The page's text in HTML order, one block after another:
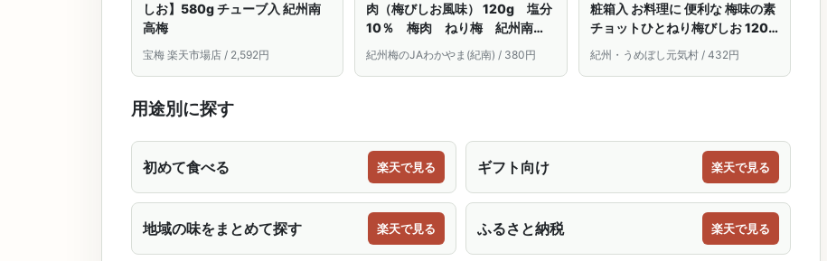
しお】580g チューブ入 紀州南
高梅
宝梅 楽天市場店 / 2,592円
肉（梅びしお風味） 120g 塩分
10％ 梅肉 ねり梅 紀州南高
梅 万能調味料 ペースト ご
飯のお供 梅干し うめぼし
紀州梅のJAわかやま(紀南) / 380円
粧箱入 お料理に 便利な 梅味の素
チョットひとねり梅びしお 120g
チューブ入り サラダ 手巻き寿司
湯豆腐 等色々に 和歌山 みなべ 梅
紀州・うめぼし元気村 / 432円
用途別に探す
初めて食べる 楽天で見る ギフト向け 楽天で見る
地域の味をまとめて探す 楽天で見る ふるさと納税 楽天で見る